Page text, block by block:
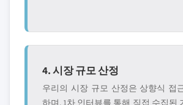
4. 시장 규모 산정
우리의 시장 규모 산정은 상향식 접
하며, 1차 인터뷰를 통해 직접 수집된